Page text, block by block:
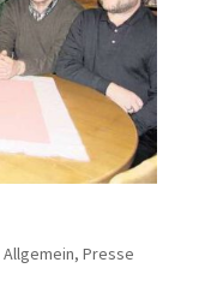
Allgemein, Presse